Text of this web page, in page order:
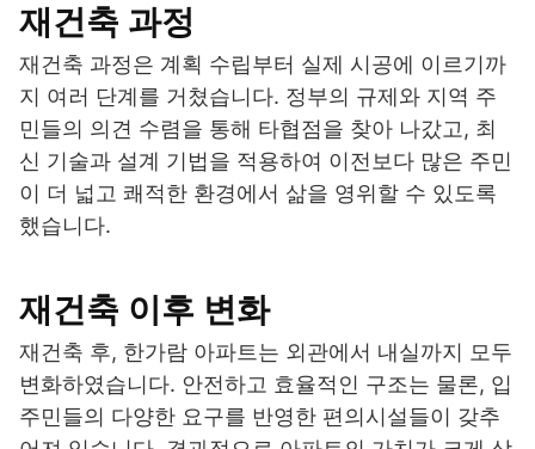
재건축 과정
재건축 과정은 계획 수립부터 실제 시공에 이르기까
지 여러 단계를 거쳤습니다. 정부의 규제와 지역 주
민들의 의견 수렴을 통해 타협점을 찾아 나갔고, 최
신 기술과 설계 기법을 적용하여 이전보다 많은 주민
이 더 넓고 쾌적한 환경에서 삶을 영위할 수 있도록
했습니다.
재건축 이후 변화
재건축 후, 한가람 아파트는 외관에서 내실까지 모두
변화하였습니다. 안전하고 효율적인 구조는 물론, 입
주민들의 다양한 요구를 반영한 편의시설들이 갖추